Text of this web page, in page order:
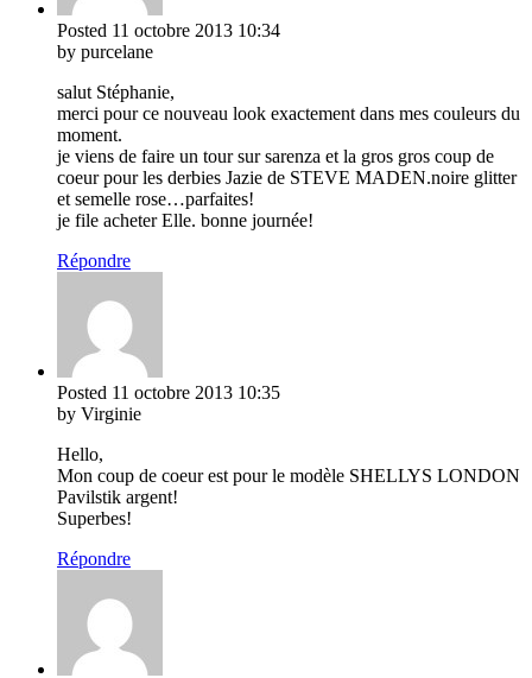
Posted 11 octobre 2013 10:34
by purcelane
salut Stéphanie,
merci pour ce nouveau look exactement dans mes couleurs du
moment.
je viens de faire un tour sur sarenza et la gros gros coup de
coeur pour les derbies Jazie de STEVE MADEN.noire glitter
et semelle rose…parfaites!
je file acheter Elle. bonne journée!
Répondre
Posted 11 octobre 2013 10:35
by Virginie
Hello,
Mon coup de coeur est pour le modèle SHELLYS LONDON
Pavilstik argent!
Superbes!
Répondre